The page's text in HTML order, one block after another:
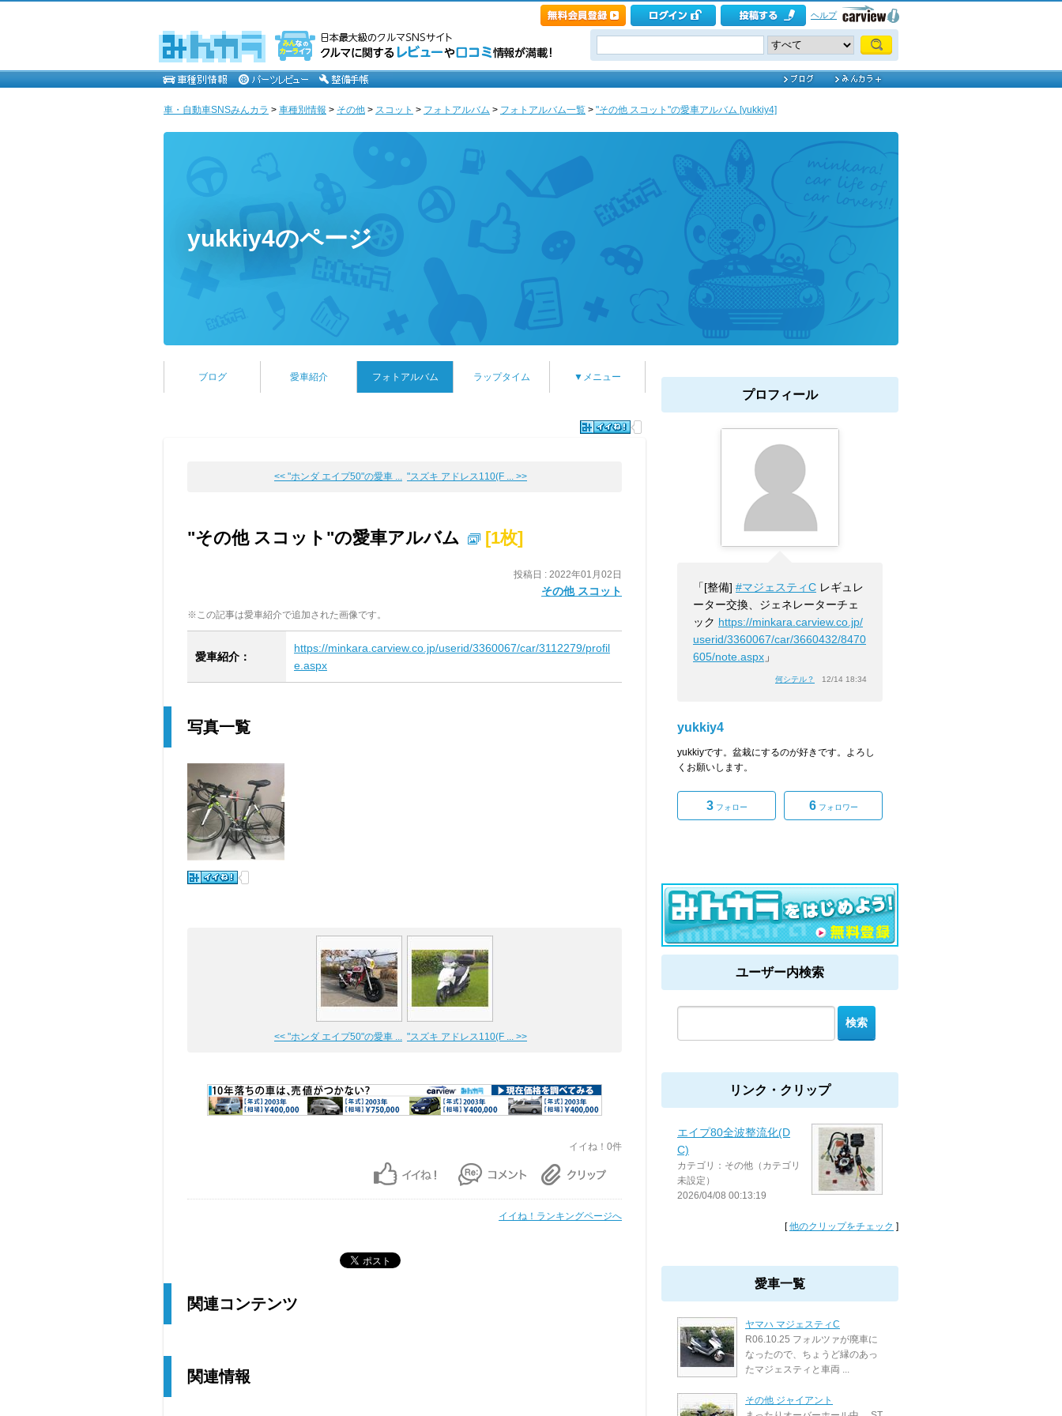
ヘルプ
車・自動車SNSみんカラ > 車種別情報 > その他 > スコット > フォトアルバム > フォトアルバム一覧 > "その他 スコット"の愛車アルバム [yukkiy4]
yukkiy4のページ
ブログ 愛車紹介 フォトアルバム ラップタイム ▼メニュー
<< "ホンダ エイプ50"の愛車 ... "スズキ アドレス110(F ... >>
"その他 スコット"の愛車アルバム [1枚]
投稿日 : 2022年01月02日
その他 スコット
※この記事は愛車紹介で追加された画像です。
愛車紹介：
https://minkara.carview.co.jp/userid/3360067/car/3112279/profil
e.aspx
写真一覧
<< "ホンダ エイプ50"の愛車 ... "スズキ アドレス110(F ... >>
イイね！0件
イイね！ランキングページへ
関連コンテンツ
関連情報
プロフィール
「[整備] #マジェスティC レギュレ
ーター交換、ジェネレーターチェ
ック https://minkara.carview.co.jp/
userid/3360067/car/3660432/8470
605/note.aspx 」
何シテル？ 12/14 18:34
yukkiy4
yukkiyです。盆栽にするのが好きです。よろし
くお願いします。
3フォロー 6フォロワー
ユーザー内検索
リンク・クリップ
エイプ80全波整流化(D
C)
カテゴリ：その他（カテゴリ
未設定）
2026/04/08 00:13:19
[他のクリップをチェック ]
愛車一覧
ヤマハ マジェスティC
R06.10.25 フォルツァが廃車に
なったので、ちょうど縁のあっ
たマジェスティと車両 ...
その他 ジャイアント